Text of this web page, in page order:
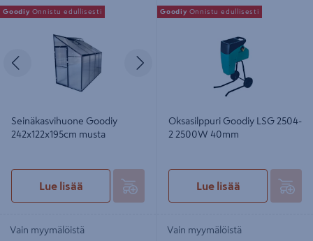
Seinäkasvihuone Goodiy
242x122x195cm musta
Edellinen
Seinäkasvihuone Goodiy
242x122x195cm musta
Lue lisää
Goodiy Onnistu edullisesti
Vain myymälöistä
Oksasilppuri Goodiy LSG 2504-2
2500W 40mm
Oksasilppuri Goodiy LSG 2504-
2 2500W 40mm
Lue lisää
Goodiy Onnistu edullisesti
Vain myymälöistä